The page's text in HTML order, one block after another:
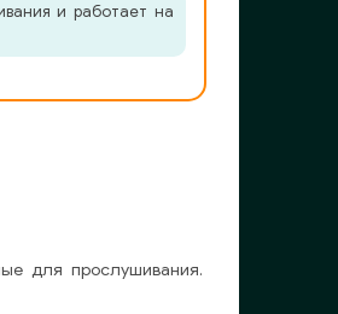
и работает на
для прослушивания.